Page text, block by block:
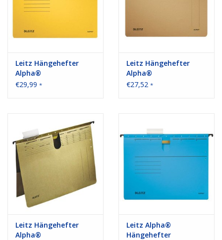
Leitz Hängehefter
Alpha®
€29,99 *
Leitz Hängehefter
Alpha®
€27,52 *
Leitz Hängehefter
Alpha®
Leitz Alpha®
Hängehefter